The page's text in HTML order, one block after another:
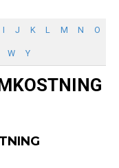
I J K L M N O
W Y